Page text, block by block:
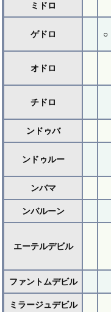
ミドロ
ゲドロ ○
オドロ
チドロ
ンドゥバ
ンドゥルー
ンバマ
ンバルーン
エーテルデビル
ファントムデビル
ミラージュデビル